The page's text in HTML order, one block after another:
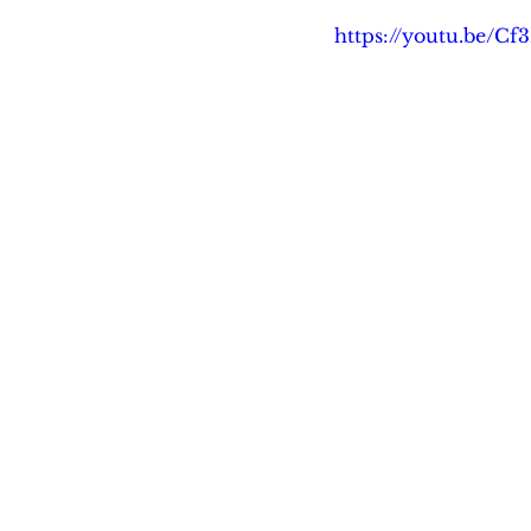
https://youtu.be/